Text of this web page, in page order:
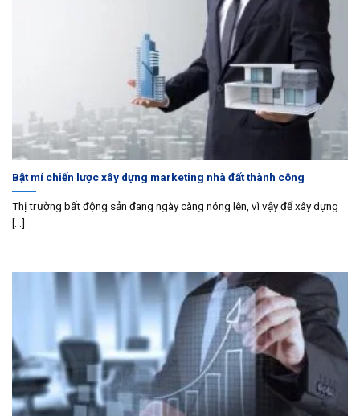
Bật mí chiến lược xây dựng marketing nhà đất thành công
Thị trường bất động sản đang ngày càng nóng lên, vì vậy để xây dựng
[...]